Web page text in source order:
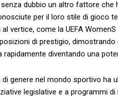
dubbio un altro fattore⁤ che
per il loro stile di ‍gioco
‍vertice, come la UEFA
di prestigio,
diventando una
di genere nel mondo sportivo ha
legislative e a programmi